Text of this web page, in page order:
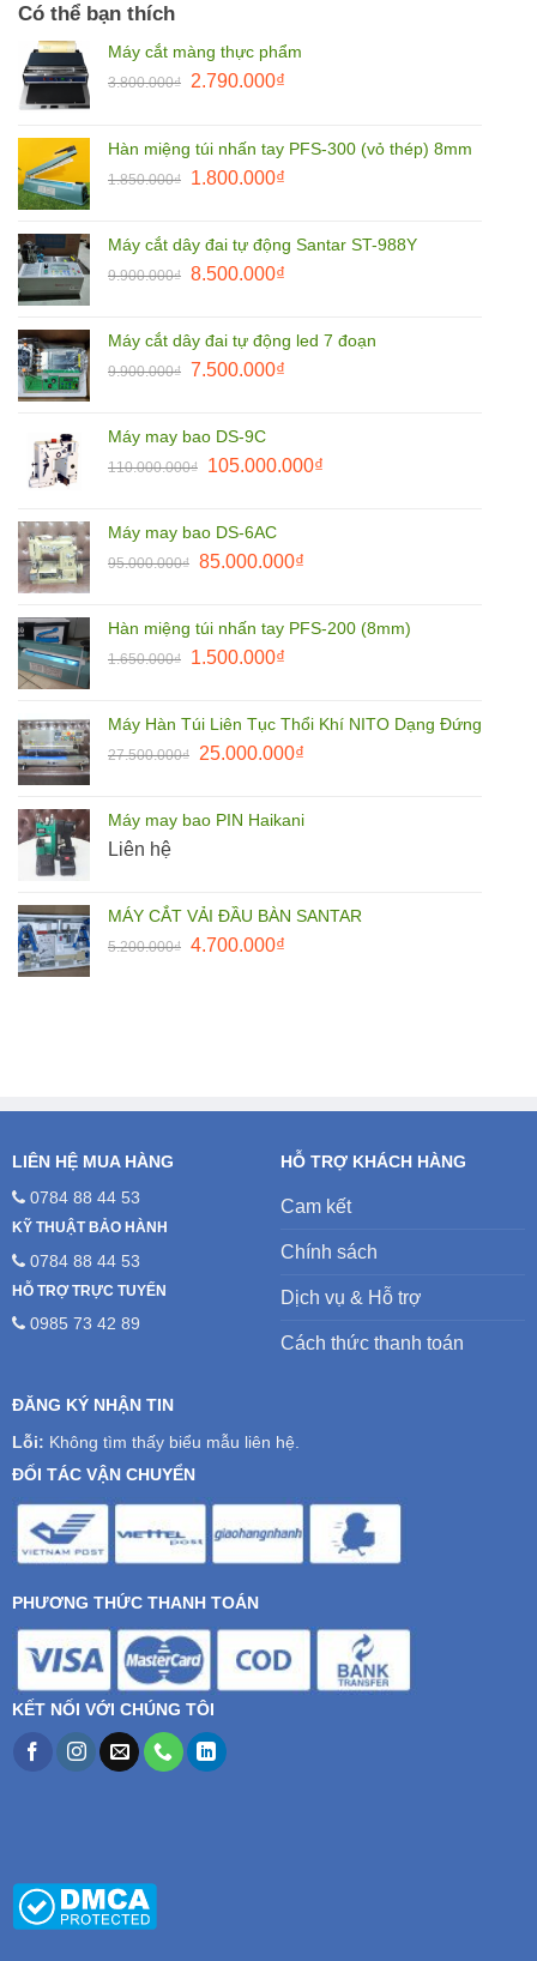
Có thể bạn thích
Máy cắt màng thực phẩm
3.800.000₫
Giá
3.800.000₫.
2.790.000₫Giá
là:
2.790.000₫.
Hàn miệng túi nhấn tay PFS-300 (vỏ thép) 8mm
1.850.000₫
Giá
1.850.000₫.
1.800.000₫Giá
là:
1.800.000₫.
Máy cắt dây đai tự động Santar ST-988Y
9.900.000₫ Giá
9.900.000₫.
8.500.000₫Giá
là:
8.500.000₫.
Máy cắt dây đai tự động led 7 đoạn
9.900.000₫ Giá
9.900.000₫.
7.500.000₫Giá
7.500.000₫.
Máy may bao DS-9C
110.000.000₫
Giá
110.000.000₫.
105.000.000₫Giá
Máy may bao DS-6AC
95.000.000₫ Giá
95.000.000₫.
85.000.000₫Giá
là:
Hàn miệng túi nhấn tay PFS-200 (8mm)
1.650.000₫
Giá
1.650.000₫.
1.500.000₫Giá
là:
1.500.000₫.
Máy Hàn Túi Liên Tục Thổi Khí NITO Dạng Đứng
27.500.000₫
Giá
27.500.000₫.
25.000.000₫Giá
là:
Máy may bao PIN Haikani
Liên hệ
MÁY CẮT VẢI ĐẦU BÀN SANTAR
5.200.000₫ Giá
4.700.000₫Giá
LIÊN HỆ MUA HÀNG
0784 88 44 53
KỸ THUẬT BẢO HÀNH
0784 88 44 53
HỖ TRỢ TRỰC TUYẾN
0985 73 42 89
HỖ TRỢ KHÁCH HÀNG
Cam kết
Chính sách
Dịch vụ & Hỗ trợ
Cách thức thanh toán
ĐĂNG KÝ NHẬN TIN
Lỗi: Không tìm thấy biểu mẫu liên hệ.
ĐỐI TÁC VẬN CHUYỂN
PHƯƠNG THỨC THANH TOÁN
KẾT NỐI VỚI CHÚNG TÔI